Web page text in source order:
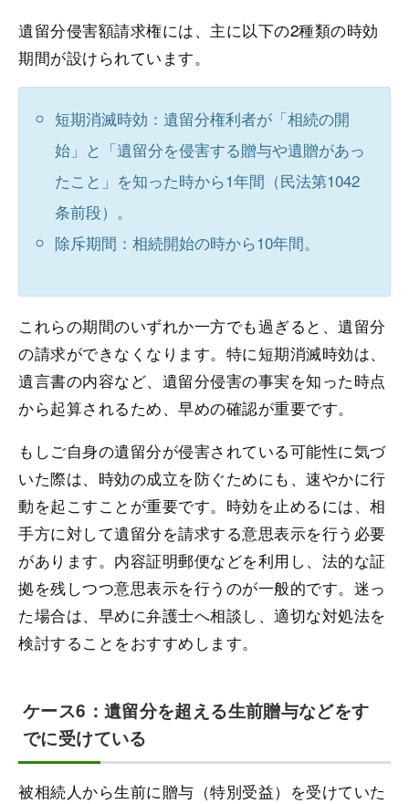
遺留分侵害額請求権には、主に以下の2種類の時効
期間が設けられています。
短期消滅時効：遺留分権利者が「相続の開
始」と「遺留分を侵害する贈与や遺贈があっ
たこと」を知った時から1年間（民法第1042
条前段）。
除斥期間：相続開始の時から10年間。
これらの期間のいずれか一方でも過ぎると、遺留分
の請求ができなくなります。特に短期消滅時効は、
遺言書の内容など、遺留分侵害の事実を知った時点
から起算されるため、早めの確認が重要です。
もしご自身の遺留分が侵害されている可能性に気づ
いた際は、時効の成立を防ぐためにも、速やかに行
動を起こすことが重要です。時効を止めるには、相
手方に対して遺留分を請求する意思表示を行う必要
があります。内容証明郵便などを利用し、法的な証
拠を残しつつ意思表示を行うのが一般的です。迷っ
た場合は、早めに弁護士へ相談し、適切な対処法を
検討することをおすすめします。
ケース6：遺留分を超える生前贈与などをす
でに受けている
被相続人から生前に贈与（特別受益）を受けていた